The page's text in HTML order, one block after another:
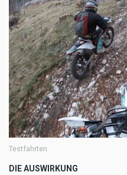
Testfahrten
DIE AUSWIRKUNG